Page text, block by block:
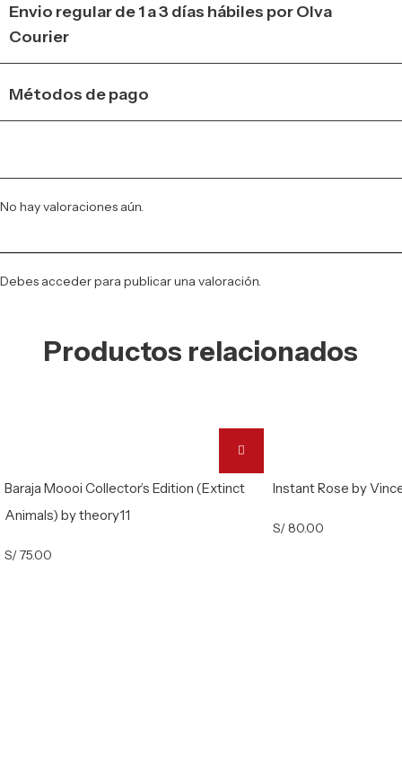
Envio regular de 1 a 3 días hábiles por Olva
Courier
Métodos de pago
No hay valoraciones aún.
Debes accederpara publicar una valoración.
Productos relacionados
Baraja Moooi Collector’s Edition (Extinct
Animals) by theory11
S/75.00
Instant Rose by
S/80.00